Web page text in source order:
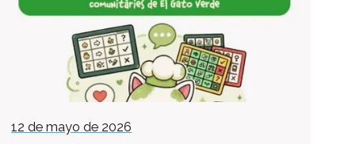
Servicios Generales
Practicas e inserción laboral
Asesoramiento LGD y RSC
Equipo Multidisciplinario de Soporte
12 de mayo de 2026